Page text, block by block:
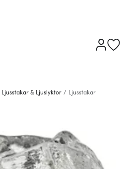
Ljusstakar & Ljuslyktor / Ljusstakar